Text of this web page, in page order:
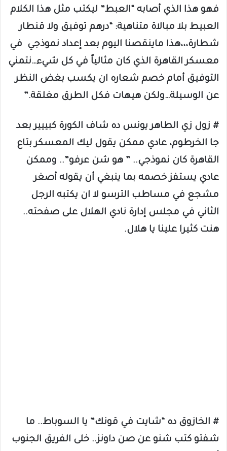
فهو هذا الذي أصابه “العبط” ليكتب مثل هذا الكلام
العبيط بلا مبالاة متناهية: “درهم توفيق ولا قنطار
شطارة،،،هذا ماينقصنا اليوم بعد إعداد نموذجي في
معسكر القاهرة الذي كان مثالياً في كل شيء…نتمني
التوفيق أمام خصم شعاره ان يكسب بغض النظر
عن الوسيلة…ولكن هيهات فكل الطرق مغلقة.”
# زول زي الطاهر يونس ده شاف الكورة كبييير بعد
جا الخرطوم، عادي ممكن يقول ليك المعسكر بتاع
القاهرة كان نموذجي.. ” هو شن عرفو”.. وممكن
عادي يستفز خصمه بما ينبغي أن يقوله أصغر
مشجع في مساطب الترسو لا ان يكتبه الرجل
الثاني في مجلس إدارة نادي الهلال على صفحته..
هنت كثيرا علينا يا هلال.
# الخازوق ده “شايت في قونك” يا السوباط.. ما
شفتو كتب شنو عن صن داونز.. خلى الفريق الجنوب